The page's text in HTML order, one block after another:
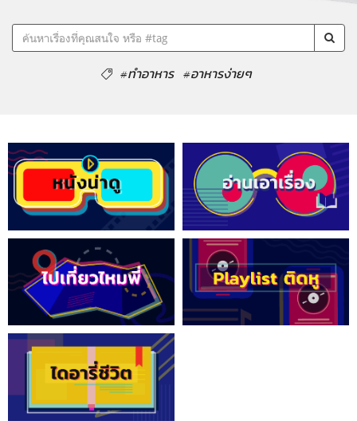
#ทำอาหาร #อาหารง่ายๆ